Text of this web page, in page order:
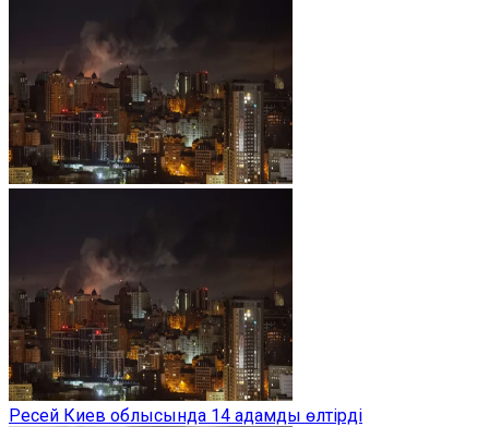
Ресей Киев облысында 14 адамды өлтірді